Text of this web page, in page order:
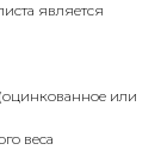
является
или
веса